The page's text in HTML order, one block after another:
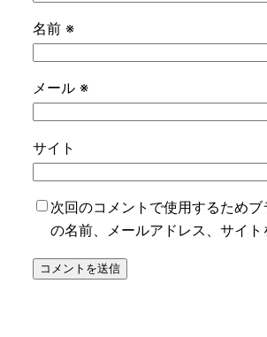
名前 ※
メール ※
サイト
次回のコメントで使用するため
の名前、メールアドレス、サイト